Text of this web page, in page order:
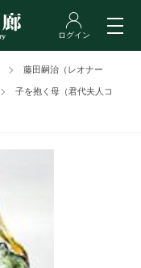
藤田嗣治（レオナー
子を抱く母（君代夫人コ